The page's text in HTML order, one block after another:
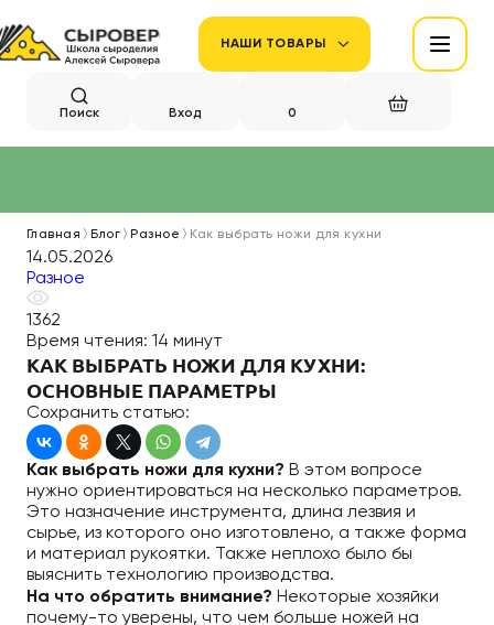
НАШИ ТОВАРЫ
Поиск Вход 0
Главная Блог Разное Как выбрать ножи для кухни
14.05.2026
Разное
1362
Время чтения: 14 минут
КАК ВЫБРАТЬ НОЖИ ДЛЯ КУХНИ:
ОСНОВНЫЕ ПАРАМЕТРЫ
Сохранить статью:
Как выбрать ножи для кухни? В этом вопросе
нужно ориентироваться на несколько параметров.
Это назначение инструмента, длина лезвия и
сырье, из которого оно изготовлено, а также форма
и материал рукоятки. Также неплохо было бы
выяснить технологию производства.
На что обратить внимание? Некоторые хозяйки
почему-то уверены, что чем больше ножей на